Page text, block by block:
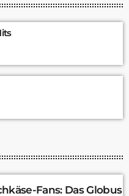
Fans: Das Globus